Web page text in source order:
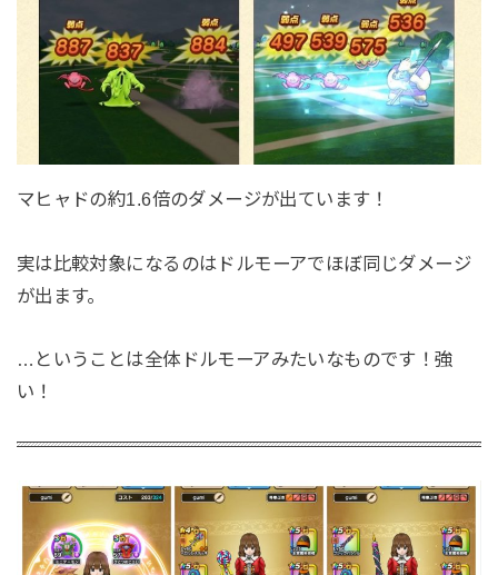
マヒャドの約1.6倍のダメージが出ています！
実は比較対象になるのはドルモーアでほぼ同じダメージ
が出ます。
…ということは全体ドルモーアみたいなものです！強
い！